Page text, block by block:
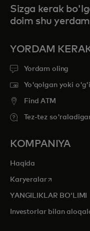
Sizga kerak
doim shu
YORDAM
Yordam oling
Yo'qolgan yoki
Find ATM
Tez-tez
KOMPANIYA
Haqida
Karyeralaropens in a
YANGILIKLAR BOʻLIMI
Investorlar bilan